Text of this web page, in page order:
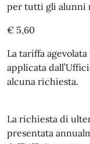
per tutti gli alunni
€ 5,60
La tariffa
applicata
alcuna richiesta.
La richiesta di
presentata